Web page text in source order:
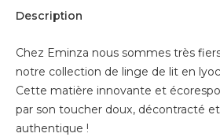
Description
Chez Eminza nous sommes très
notre collection de linge de lit en
Cette matière innovante et
par son toucher doux, décontracté
authentique !